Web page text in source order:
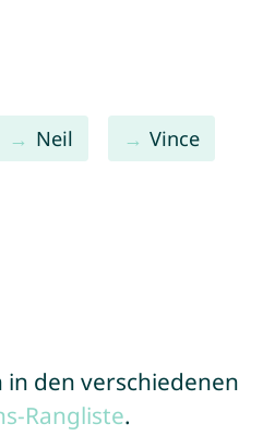
Neil Vince
den verschiedenen
Rangliste.